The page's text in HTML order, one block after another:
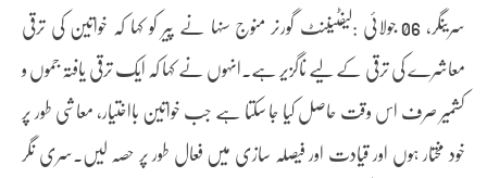
سرینگر، 06 جولائی :لیفٹیننٹ گورنر منوج سنہا نے پیر کو کہا کہ خواتین کی ترقی
معاشرے کی ترقی کے لیے ناگزیر ہے۔انہوں نے کہا کہ ایک ترقی یافتہ جموں و
کشمیر صرف اس وقت حاصل کیا جا سکتا ہے جب خواتین بااختیار، معاشی طور پر
خود مختار ہوں اور قیادت اور فیصلہ سازی میں فعال طور پر حصہ لیں۔سری نگر